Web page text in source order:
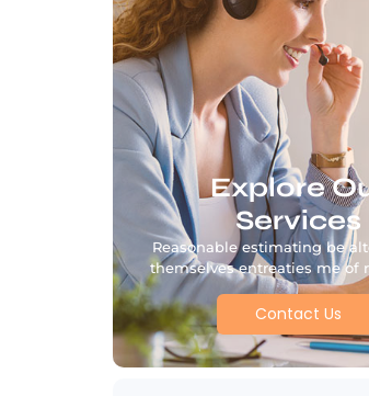
Explore
Services
Reasonable estimating be
themselves entreaties me of
Contact Us